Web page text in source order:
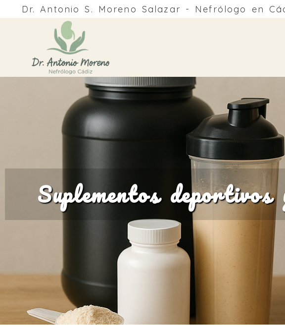
Dr. Antonio S. Moreno Salazar - Nefrólogo en
Suplementos